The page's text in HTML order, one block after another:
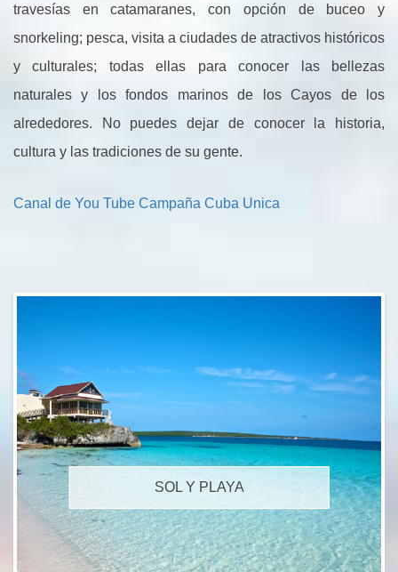
travesías en catamaranes, con opción de buceo y
snorkeling; pesca, visita a ciudades de atractivos históricos
y culturales; todas ellas para conocer las bellezas
naturales y los fondos marinos de los Cayos de los
alrededores. No puedes dejar de conocer la historia,
cultura y las tradiciones de su gente.
Canal de You Tube Campaña Cuba Unica
SOL Y PLAYA